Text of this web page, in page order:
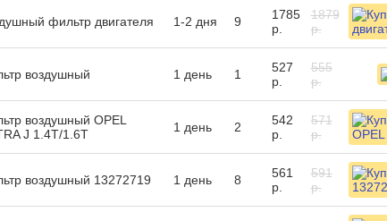
фильтр двигателя 1-2 дня 9
1785
р.
1879
р.
воздушный 1 день 1
527
р.
555
р.
воздушный OPEL
J 1.4T/1.6T
1 день 2
542
р.
571
р.
воздушный 13272719 1 день 8
561
р.
591
р.